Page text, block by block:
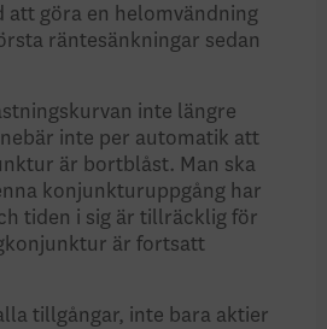
att göra en helomvändning
räntesänkningar sedan
inte längre
inte per automatik att
är bortblåst. Man ska
konjunkturuppgång har
tiden i sig är tillräcklig för
är fortsatt
tillgångar, inte bara aktier